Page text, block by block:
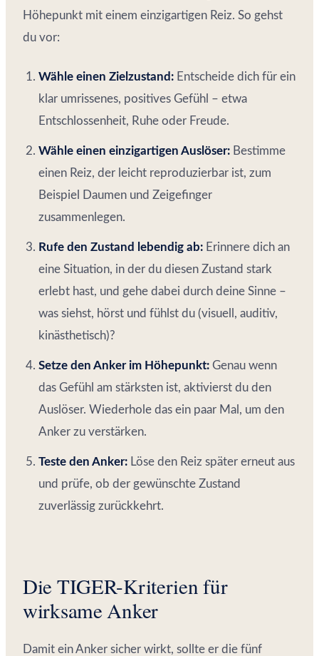
Höhepunkt mit einem einzigartigen Reiz. So gehst
du vor:
Wähle einen Zielzustand: Entscheide dich für ein
klar umrissenes, positives Gefühl – etwa
Entschlossenheit, Ruhe oder Freude.
Wähle einen einzigartigen Auslöser: Bestimme
einen Reiz, der leicht reproduzierbar ist, zum
Beispiel Daumen und Zeigefinger
zusammenlegen.
Rufe den Zustand lebendig ab: Erinnere dich an
eine Situation, in der du diesen Zustand stark
erlebt hast, und gehe dabei durch deine Sinne –
was siehst, hörst und fühlst du (visuell, auditiv,
kinästhetisch)?
Setze den Anker im Höhepunkt: Genau wenn
das Gefühl am stärksten ist, aktivierst du den
Auslöser. Wiederhole das ein paar Mal, um den
Anker zu verstärken.
Teste den Anker: Löse den Reiz später erneut aus
und prüfe, ob der gewünschte Zustand
zuverlässig zurückkehrt.
Die TIGER-Kriterien für
wirksame Anker
Damit ein Anker sicher wirkt, sollte er die fünf